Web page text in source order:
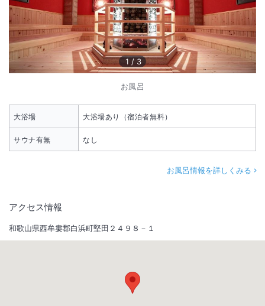
1 / 3
お風呂
大浴場 大浴場あり（宿泊者無料）
サウナ有無 なし
お風呂情報を詳しくみる
アクセス情報
和歌山県西牟婁郡白浜町堅田２４９８－１